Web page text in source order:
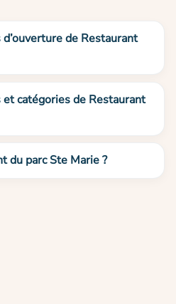
de Restaurant
catégories de Restaurant
du parc Ste Marie ?